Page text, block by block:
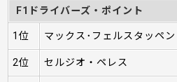
F1ドライバーズ・ポイント
1位 マックス･フェルスタッペン
2位 セルジオ・ペレス